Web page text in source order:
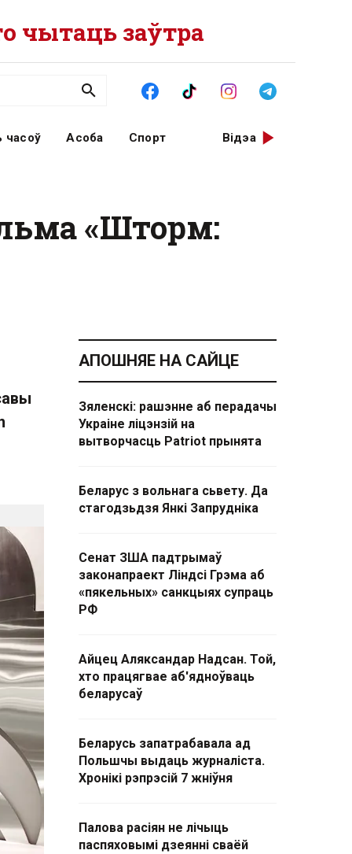
чытаць заўтра
часоў Асоба Спорт Відэа
«Шторм:
АПОШНЯЕ НА САЙЦЕ
Зяленскі: рашэнне аб перадачы
Украіне ліцэнзій на
вытворчасць Patriot прынята
Беларус з вольнага сьвету. Да
стагодзьдзя Янкі Запрудніка
Сенат ЗША падтрымаў
законапраект Ліндсі Грэма аб
«пякельных» санкцыях супраць
РФ
Айцец Аляксандар Надсан. Той,
хто працягвае аб'ядноўваць
беларусаў
Беларусь запатрабавала ад
Польшчы выдаць журналіста.
Хронікі рэпрэсій 7 жніўня
Палова расіян не лічыць
паспяховымі дзеянні сваёй